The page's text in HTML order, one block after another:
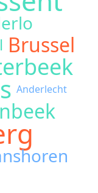
Brussel
Anderlecht